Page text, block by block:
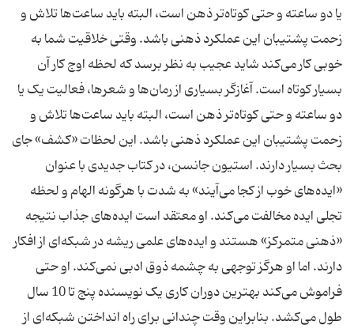
یا دو ساعته و حتی کوتاه‌تر ذهن است، البته باید ساعت‌ها تلاش و
زحمت پشتیبان این عملکرد ذهنی باشد. وقتی خلاقیت شما به
خوبی کار می‌کند شاید عجیب به نظر برسد که لحظه اوج کار آن
بسیار کوتاه است. آغازگر بسیاری از رمان‌ها و شعرها، فعالیت یک یا
دو ساعته و حتی کوتاه‌تر ذهن است، البته باید ساعت‌ها تلاش و
زحمت پشتیبان این عملکرد ذهنی باشد. این لحظات «کشف» جای
بحث‌ بسیار دارند. استیون جانسن، در کتاب جدیدی با عنوان
«ایده‌های خوب از کجا می‌آیند» به شدت با هرگونه الهام و لحظه
تجلی ایده مخالفت می‌کند. او معتقد است ایده‌های جذاب نتیجه
«ذهنی متمرکز» هستند و ایده‌های علمی ریشه در شبکه‌ای از افکار
دارند. اما او هرگز توجهی به چشمه ذوق ادبی نمی‌کند. او حتی
فراموش می‌کند بهترین دوران کاری یک نویسنده پنج تا 10 سال
طول می‌کشد. بنابراین وقت چندانی برای راه انداختن شبکه‌ای از